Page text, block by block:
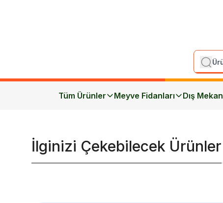
Tüm Ürünler Meyve Fidanları Dış Mekan
İlginizi Çekebilecek Ürünler